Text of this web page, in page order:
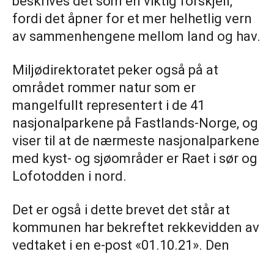
fordi det åpner for et mer helhetlig vern
av sammenhengene mellom land og hav.
Miljødirektoratet peker også på at
området rommer natur som er
mangelfullt representert i de 41
nasjonalparkene på Fastlands-Norge, og
viser til at de nærmeste nasjonalparkene
med kyst- og sjøområder er Raet i sør og
Lofotodden i nord.
Det er også i dette brevet det står at
kommunen har bekreftet rekkevidden av
vedtaket i en e-post «01.10.21». Den